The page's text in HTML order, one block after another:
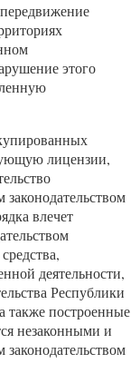
этого
лицензии,
законодательством
влечет
деятельности,
Республики
также построенные
незаконными и